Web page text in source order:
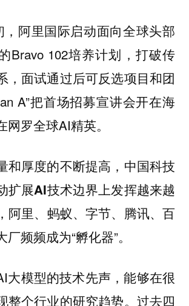
，阿里国际启动面向全球头部
Bravo 102培养计划，打破传
，面试通过后可反选项目和团
A”把首场招募宣讲会开在海
罗全球AI精英。
和厚度的不断提高，中国科技
扩展AI技术边界 上发挥越来越
， 阿里、蚂蚁、字节、腾讯、百
频频成为“孵化器”。
大模型的技术先声，能够在很
整个行业的研究趋势。过去四